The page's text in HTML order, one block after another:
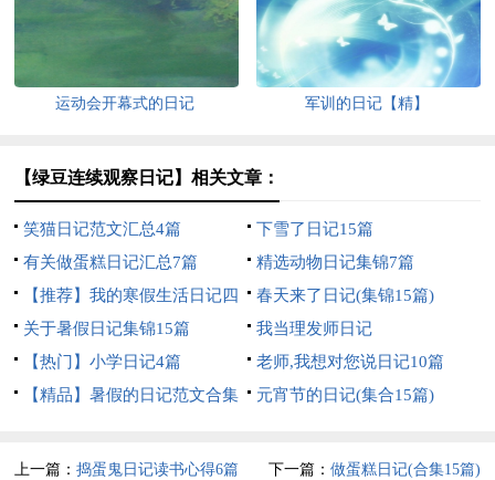
运动会开幕式的日记 军训的日记【精】
【绿豆连续观察日记】相关文章：
笑猫日记范文汇总4篇
下雪了日记15篇
有关做蛋糕日记汇总7篇
精选动物日记集锦7篇
【推荐】我的寒假生活日记四
篇
春天来了日记(集锦15篇)
关于暑假日记集锦15篇
我当理发师日记
【热门】小学日记4篇
老师,我想对您说日记10篇
【精品】暑假的日记范文合集
元宵节的日记(集合15篇)
上一篇：捣蛋鬼日记读书心得6篇 下一篇： 做蛋糕日记(合集15篇)